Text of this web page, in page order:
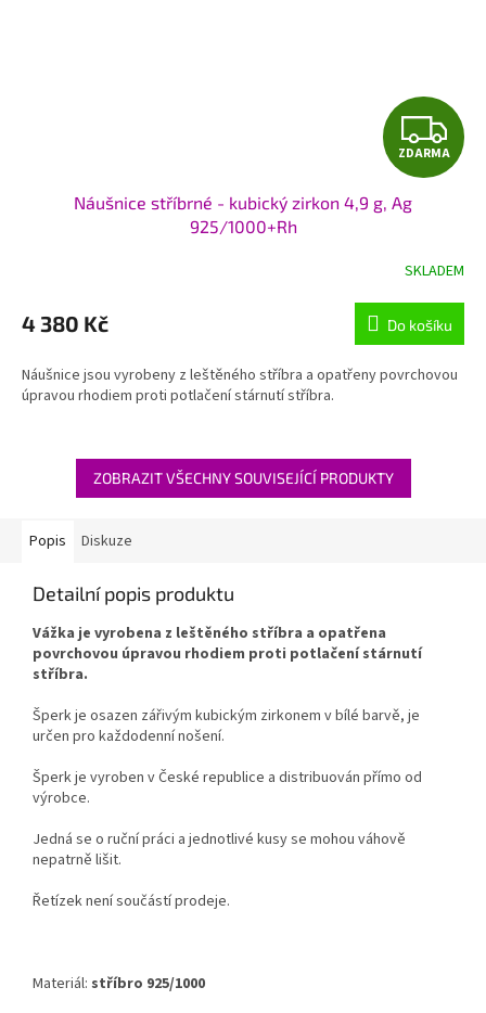
Z
D
R
M
A
ZDARMA
Náušnice stříbrné - kubický zirkon 4,9 g, Ag
925/1000+Rh
SKLADEM
4 380 Kč Do košíku
Náušnice jsou vyrobeny z leštěného stříbra a opatřeny povrchovou
úpravou rhodiem proti potlačení stárnutí stříbra.
ZOBRAZIT VŠECHNY SOUVISEJÍCÍ PRODUKTY
Popis Diskuze
Detailní popis produktu
Vážka je vyrobena z leštěného stříbra a opatřena
povrchovou úpravou rhodiem proti potlačení stárnutí
stříbra.
Šperk je osazen zářivým kubickým zirkonem v bílé barvě, je
určen pro každodenní nošení.
Šperk je vyroben v České republice a distribuován přímo od
výrobce.
Jedná se o ruční práci a jednotlivé kusy se mohou váhově
nepatrně lišit.
Řetízek není součástí prodeje.
Materiál: stříbro 925/1000